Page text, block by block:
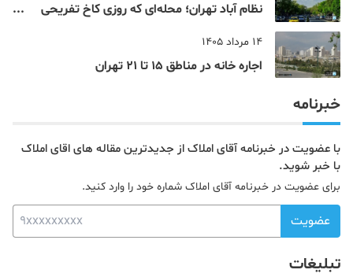
نظام‌ آباد تهران؛ محله‌ای که روزی کاخ تفریحی
14 مرداد 1405
اجاره خانه در مناطق 15 تا 21 تهران
خبرنامه
با عضویت در خبرنامه آقای املاک از جدیدترین مقاله های اقای املاک
با خبر شوید.
برای عضویت در خبرنامه آقای املاک شماره خود را وارد کنید.
عضویت
تبلیغات